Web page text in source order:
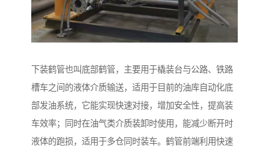
下装鹤管也叫底部鹤管，主要用于橇装台与公路、铁路
槽车之间的液体介质输送，适用于目前的油库自动化底
部发油系统，它能实现快速对接，增加安全性，提高装
车效率；同时在油气类介质装卸时使用，能减少断开时
液体的跑损，适用于多仓同时装车。鹤管前端利用快速